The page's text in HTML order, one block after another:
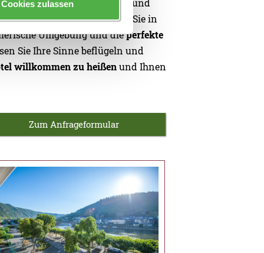
Cookies zulassen
im Hotel Karl Müller
und
voller Eindrücke können Sie in
Umgebung und dieperfekte
Sie Ihre Sinne beflügeln und
willkommen zu heißenund Ihnen
Zum Anfrageformular